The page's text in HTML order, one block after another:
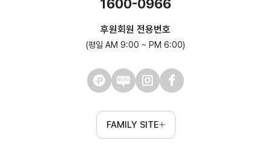
1600-0966
후원회원 전용번호
(평일 AM 9:00 ~ PM 6:00)
FAMILY SITE